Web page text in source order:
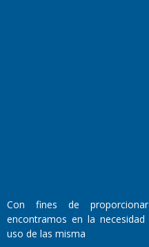
Domicilio Legal: José Ingenieros
Con fines de
encontramos en la
uso de las misma